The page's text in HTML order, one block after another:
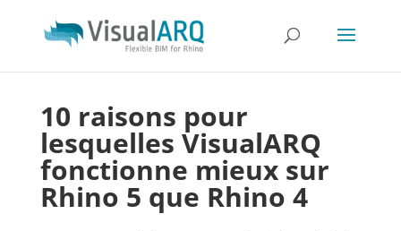
10 raisons pour
lesquelles VisualARQ
fonctionne mieux sur
Rhino 5 que Rhino 4